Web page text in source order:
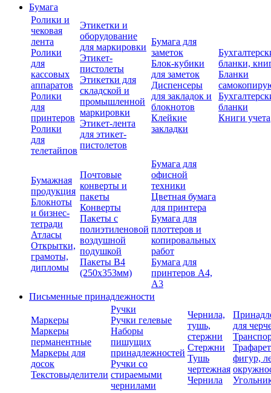
Бумага
Ролики и
чековая
лента
Ролики
для
кассовых
аппаратов
Ролики
для
принтеров
Ролики
для
телетайпов
Этикетки и
оборудование
для маркировки
Этикет-
пистолеты
Этикетки для
складской и
промышленной
маркировки
Этикет-лента
для этикет-
пистолетов
Бумага для
заметок
Блок-кубики
для заметок
Диспенсеры
для закладок и
блокнотов
Клейкие
закладки
бланки,
Бланки
бланки
Книги учета
Бумажная
продукция
Блокноты
и бизнес-
тетради
Атласы
Открытки,
грамоты,
дипломы
Почтовые
конверты и
пакеты
Конверты
Пакеты с
полиэтиленовой
воздушной
подушкой
Пакеты В4
(250х353мм)
Бумага для
офисной
техники
Цветная бумага
для принтера
Бумага для
плоттеров и
копировальных
работ
Бумага для
принтеров А4,
А3
Письменные принадлежности
Маркеры
Маркеры
перманентные
Маркеры для
досок
Текстовыделители
Ручки
Ручки гелевые
Наборы
пишущих
принадлежностей
Ручки со
стираемыми
чернилами
Чернила,
тушь,
стержни
Стержни
Тушь
чертежная
Чернила
для
фигур,